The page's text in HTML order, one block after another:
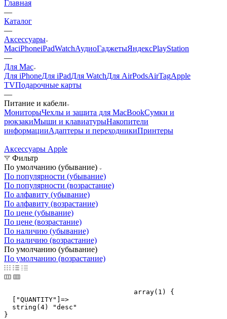
Главная
—
Каталог
—
Аксессуары
MaciPhoneiPadWatchАудиоГаджетыЯндексPlayStation
—
Для Mac
Для iPhoneДля iPadДля WatchДля AirPodsAirTagApple
TVПодарочные карты
—
Питание и кабели
МониторыЧехлы и защита для MacBookСумки и
рюкзакиМыши и клавиатурыНакопители
информацииАдаптеры и переходникиПринтеры
Аксессуары Apple
Фильтр
По умолчанию (убывание)
По популярности (убывание)
По популярности (возрастание)
По алфавиту (убывание)
По алфавиту (возрастание)
По цене (убывание)
По цене (возрастание)
По наличию (убывание)
По наличию (возрастание)
По умолчанию (убывание)
По умолчанию (возрастание)
  ["QUANTITY"]=>
  string(4) "desc"
}